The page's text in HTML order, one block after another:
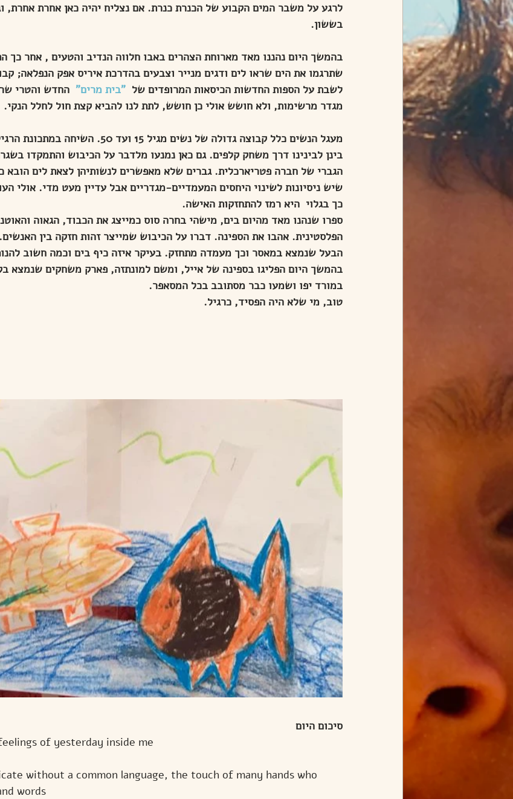
לרגע על משבר המים הקבוע של הכנרת כנרת. אם נצליח יהיה כאן אחרת אחרת,
בששון.
בהמשך היום נהננו מאד מארוחת הצהרים באבו חלווה הנדיב והטעים , אחר כך
שתרגמו את הים שראו לים ודגים מנייר וצבעים בהדרכת איריס אפק הנפלאה;
לשבת על הספות החדשות הכיסאות המרופדים של "בית מרים" החדש והטרי
מגדר מרשימות, ולא חושש אולי כן חושש, לתת לנו להביא קצת חול לחלל הנקי.
מעגל הנשים כלל קבוצה גדולה של נשים מגיל 15
בינן לבינינו דרך משחק קלפים. גם כאן נמנעו מלדבר על הכיבוש והתמקדו
הגברי של חברה פטריארכלית. גברים שלא מאפשרים לנשותיהן לצאת לים הובא
שיש ניסיונות לשינוי היחסים המעמדיים-מגדריים אבל עדיין מעט מדי. אולי
כך בגלוי  היא רמז להתחזקות האישה.
ספרו שנהנו מאד מהיום בים, מישהי בחרה סוס כמייצג את הכבוד, הגאוה
הפלסטינית. אהבו את הספינה. דברו על הכיבוש שמייצר זהות חזקה בין
הבעל שנמצא במאסר וכך מעמדה מתחזק. בעיקר איזה כיף בים וכמה חשוב
בהמשך היום הפליגו בספינה של אייל, ומשם למונתזה, פארק משחקים שנמצא
במורד יפו ושמעו כבר מסתובב בכל המסאפר.
טוב, מי שלא היה הפסיד, כרגיל.
סיכום היום
of yesterday inside me
without a common language, the touch of many hands who
words